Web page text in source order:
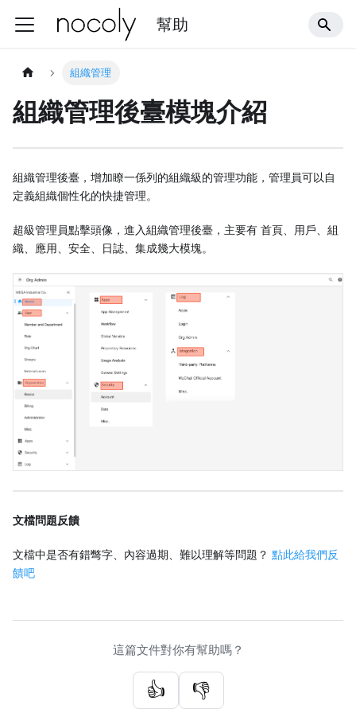
幫助
組織管理
組織管理後臺模塊介紹
組織管理後臺，增加瞭一係列的組織級的管理功能，管理員可以自
定義組織個性化的快捷管理。
超級管理員點擊頭像，進入組織管理後臺，主要有 首頁、用戶、組
織、應用、安全、日誌、集成幾大模塊。
文檔問題反饋
文檔中是否有錯彆字、內容過期、難以理解等問題？ 點此給我們反
饋吧
這篇文件對你有幫助嗎？
👍 👎